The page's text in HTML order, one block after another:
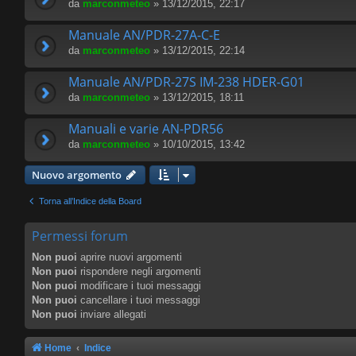
da marconmeteo » 13/12/2015, 22:17
Manuale AN/PDR-27A-C-E
da marconmeteo » 13/12/2015, 22:14
Manuale AN/PDR-27S IM-238 HDER-G01
da marconmeteo » 13/12/2015, 18:11
Manuali e varie AN-PDR56
da marconmeteo » 10/10/2015, 13:42
Nuovo argomento
Torna all’Indice della Board
Permessi forum
Non puoi aprire nuovi argomenti
Non puoi rispondere negli argomenti
Non puoi modificare i tuoi messaggi
Non puoi cancellare i tuoi messaggi
Non puoi inviare allegati
Home Indice